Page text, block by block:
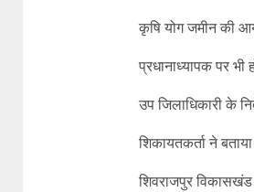
कृषि योग जमीन की
प्रधानाध्यापक पर भी
उप जिलाधिकारी के
शिकायतकर्ता ने
शिवराजपुर विकासखंड